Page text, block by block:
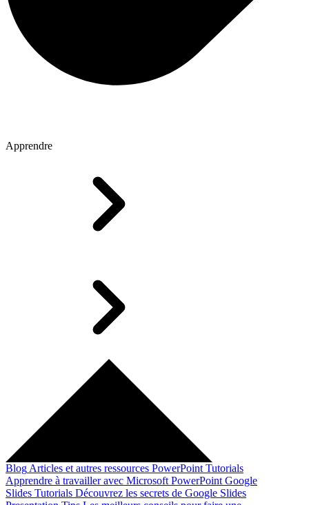
Apprendre
Blog Articles et autres ressources PowerPoint Tutorials
Apprendre à travailler avec Microsoft PowerPoint Google
Slides Tutorials Découvrez les secrets de Google Slides